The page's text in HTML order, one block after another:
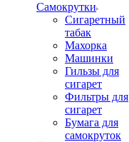
Самокрутки
Сигаретный
табак
Махорка
Машинки
Гильзы для
сигарет
Фильтры для
сигарет
Бумага для
самокруток